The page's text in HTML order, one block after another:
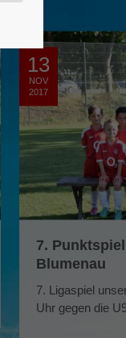
13
NOV
2017
7.
Blumenau
7. Ligaspiel
Uhr gegen die